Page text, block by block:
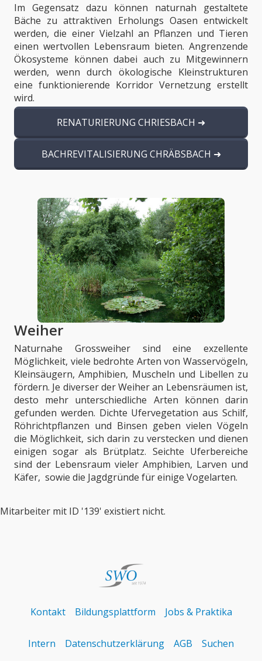
Im Gegensatz dazu können naturnah gestaltete
Bäche zu attraktiven Erholungs Oasen entwickelt
werden, die einer Vielzahl an Pflanzen und Tieren
einen wertvollen Lebensraum bieten. Angrenzende
Ökosysteme können dabei auch zu Mitgewinnern
werden, wenn durch ökologische Kleinstrukturen
eine funktionierende Korridor Vernetzung erstellt
wird.
RENATURIERUNG CHRIESBACH
BACHREVITALISIERUNG CHRÄBSBACH
Weiher
Naturnahe Grossweiher sind eine exzellente
Möglichkeit, viele bedrohte Arten von Wasservögeln,
Kleinsäugern, Amphibien, Muscheln und Libellen zu
fördern. Je diverser der Weiher an Lebensräumen ist,
desto mehr unterschiedliche Arten können darin
gefunden werden. Dichte Ufervegetation aus Schilf,
Röhrichtpflanzen und Binsen geben vielen Vögeln
die Möglichkeit, sich darin zu verstecken und dienen
einigen sogar als Brütplatz. Seichte Uferbereiche
sind der Lebensraum vieler Amphibien, Larven und
Käfer, sowie die Jagdgründe für einige Vogelarten.
Mitarbeiter mit ID '139' existiert nicht.
Kontakt Bildungsplattform Jobs & Praktika
Intern Datenschutzerklärung AGB Suchen